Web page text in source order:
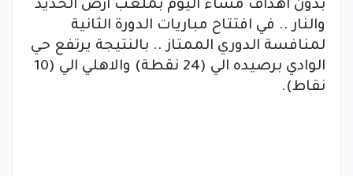
بدون اهداف مساء اليوم بملعب ارض الحديد
والنار .. في افتتاح مباريات الدورة الثانية
لمنافسة الدوري الممتاز .. بالنتيجة يرتفع حي
الوادي برصيده الي (24 نقطة) والاهلي الي (10
نقاط).